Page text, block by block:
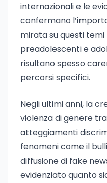
internazionali e le
confermano
mirata su questi
preadolescenti e
risultano spesso
percorsi specifici.
Negli ultimi anni, la
violenza di genere
atteggiamenti
fenomeni come il
diffusione di fake
evidenziato quanto